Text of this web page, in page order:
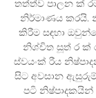
තත්ත්ව පාලන ක්
නිර්මාණය කරයි.
කිරීම සඳහා
නිශ්චිත සූත් ර ක්
ස්වයංක් රීය
සිට අවසාන
පටි නිෂ්පාදකයින්